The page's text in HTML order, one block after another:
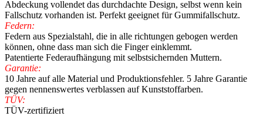
Abdeckung vollendet das durchdachte Design, selbst wenn kein
Fallschutz vorhanden ist. Perfekt geeignet für Gummifallschutz.
Federn:
Federn aus Spezialstahl, die in alle richtungen gebogen werden
können, ohne dass man sich die Finger einklemmt.
Patentierte Federaufhängung mit selbstsichernden Muttern.
Garantie:
10 Jahre auf alle Material und Produktionsfehler. 5 Jahre Garantie
gegen nennenswertes verblassen auf Kunststoffarben.
TÜV:
TÜV-zertifiziert